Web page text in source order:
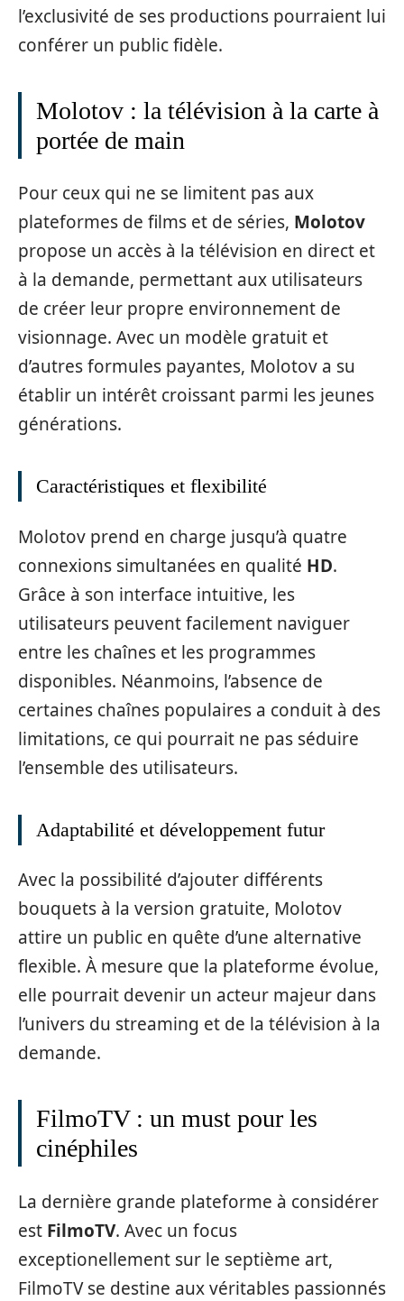
l’exclusivité de ses productions pourraient lui
conférer un public fidèle.
Molotov : la télévision à la carte à
portée de main
Pour ceux qui ne se limitent pas aux
plateformes de films et de séries, Molotov
propose un accès à la télévision en direct et
à la demande, permettant aux utilisateurs
de créer leur propre environnement de
visionnage. Avec un modèle gratuit et
d’autres formules payantes, Molotov a su
établir un intérêt croissant parmi les jeunes
générations.
Caractéristiques et flexibilité
Molotov prend en charge jusqu’à quatre
connexions simultanées en qualité HD.
Grâce à son interface intuitive, les
utilisateurs peuvent facilement naviguer
entre les chaînes et les programmes
disponibles. Néanmoins, l’absence de
certaines chaînes populaires a conduit à des
limitations, ce qui pourrait ne pas séduire
l’ensemble des utilisateurs.
Adaptabilité et développement futur
Avec la possibilité d’ajouter différents
bouquets à la version gratuite, Molotov
attire un public en quête d’une alternative
flexible. À mesure que la plateforme évolue,
elle pourrait devenir un acteur majeur dans
l’univers du streaming et de la télévision à la
demande.
FilmoTV : un must pour les
cinéphiles
La dernière grande plateforme à considérer
est FilmoTV. Avec un focus
exceptionellement sur le septième art,
FilmoTV se destine aux véritables passionnés